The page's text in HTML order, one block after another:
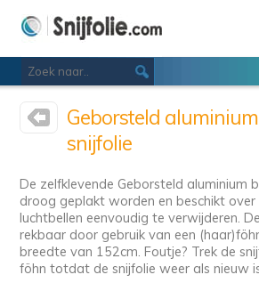
Geborsteld
snijfolie
De zelfklevende Geborsteld aluminium
droog geplakt worden en beschikt over
luchtbellen eenvoudig te verwijderen.
rekbaar door gebruik van een
breedte van 152cm. Foutje? Trek de
föhn totdat de snijfolie weer als nieuw